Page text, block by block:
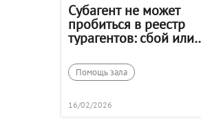
Субагент не может
пробиться в реестр
турагентов: сбой или
Помощь зала
16/02/2026